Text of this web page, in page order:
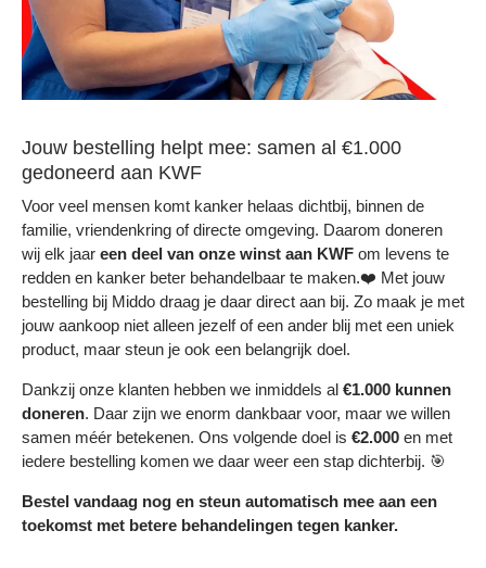
Jouw bestelling helpt mee: samen al €1.000
gedoneerd aan KWF
Voor veel mensen komt kanker helaas dichtbij, binnen de
familie, vriendenkring of directe omgeving. Daarom doneren
wij elk jaar een deel van onze winst aan KWF om levens te
redden en kanker beter behandelbaar te maken.❤️ Met jouw
bestelling bij Middo draag je daar direct aan bij. Zo maak je met
jouw aankoop niet alleen jezelf of een ander blij met een uniek
product, maar steun je ook een belangrijk doel.
Dankzij onze klanten hebben we inmiddels al €1.000 kunnen
doneren. Daar zijn we enorm dankbaar voor, maar we willen
samen méér betekenen. Ons volgende doel is €2.000 en met
iedere bestelling komen we daar weer een stap dichterbij. 🎯
Bestel vandaag nog en steun automatisch mee aan een
toekomst met betere behandelingen tegen kanker.